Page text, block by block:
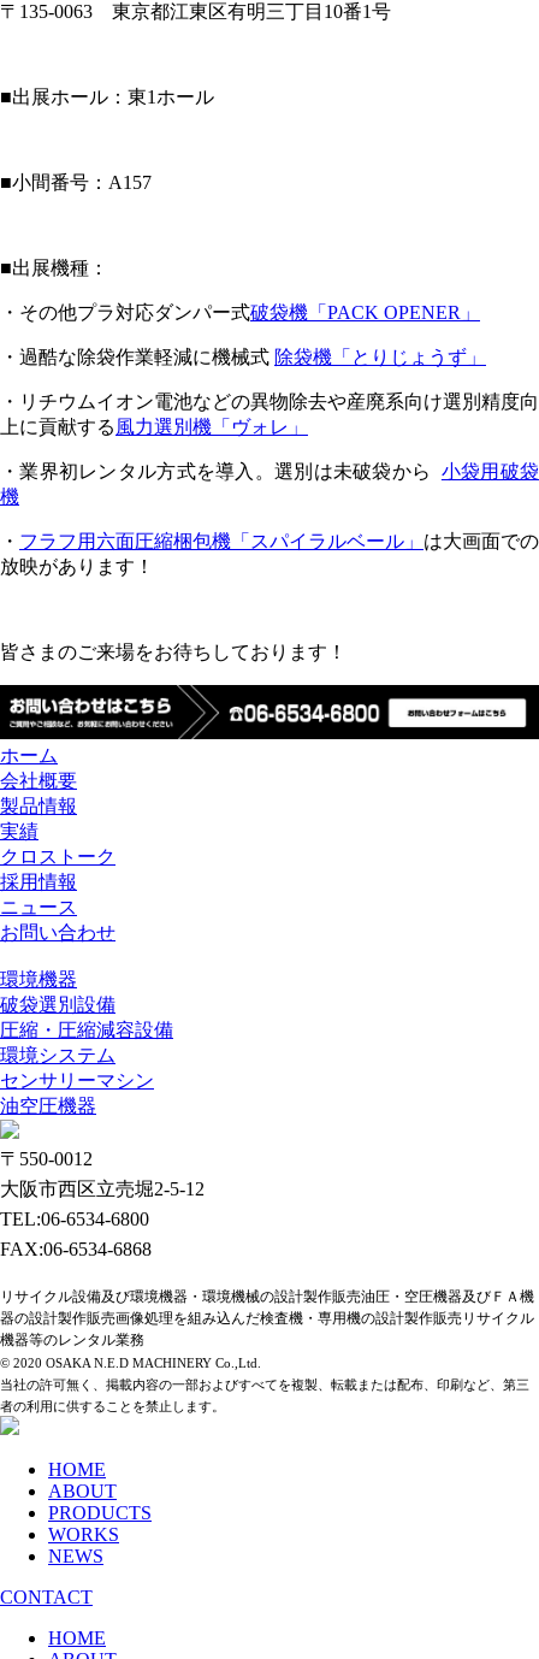
〒135-0063 東京都江東区有明三丁目10番1号
■出展ホール：東1ホール
■小間番号：A157
■出展機種：
・その他プラ対応ダンパー式破袋機「PACK OPENER」
・過酷な除袋作業軽減に機械式 除袋機「とりじょうず」
・リチウムイオン電池などの異物除去や産廃系向け選別精度向
上に貢献する 風力選別機「ヴォレ」
・業界初レンタル方式を導入。選別は未破袋から 小袋用破袋
機
・ フラフ用六面圧縮梱包機「スパイラルベール」 は大画面での
放映があります！
皆さまのご来場をお待ちしております！
ホーム
会社概要
製品情報
実績
クロストーク
採用情報
ニュース
お問い合わせ
環境機器
破袋選別設備
圧縮・圧縮減容設備
環境システム
センサリーマシン
油空圧機器
〒550-0012
大阪市西区立売堀2-5-12
TEL:06-6534-6800
FAX:06-6534-6868
リサイクル設備及び環境機器・環境機械の設計製作販売油圧・空圧機器及びＦＡ機
器の設計製作販売画像処理を組み込んだ検査機・専用機の設計製作販売リサイクル
機器等のレンタル業務
© 2020 OSAKA N.E.D MACHINERY Co.,Ltd.
当社の許可無く、掲載内容の一部およびすべてを複製、転載または配布、印刷など、第三
者の利用に供することを禁止します。
HOME
ABOUT
PRODUCTS
WORKS
NEWS
CONTACT
HOME